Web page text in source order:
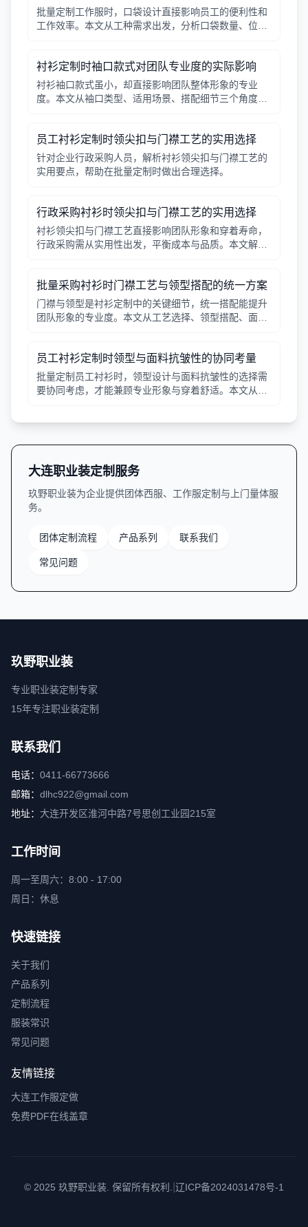
批量定制工作服时，口袋设计直接影响员工的便利性和
工作效率。本文从工种需求出发，分析口袋数量、位
衬衫定制时袖口款式对团队专业度的实际影响
衬衫袖口款式虽小，却直接影响团队整体形象的专业
度。本文从袖口类型、适用场景、搭配细节三个角度，
员工衬衫定制时领尖扣与门襟工艺的实用选择
针对企业行政采购人员，解析衬衫领尖扣与门襟工艺的
实用要点，帮助在批量定制时做出合理选择。
行政采购衬衫时领尖扣与门襟工艺的实用选择
衬衫领尖扣与门襟工艺直接影响团队形象和穿着寿命，
行政采购需从实用性出发，平衡成本与品质。本文解析
批量采购衬衫时门襟工艺与领型搭配的统一方案
门襟与领型是衬衫定制中的关键细节，统一搭配能提升
团队形象的专业度。本文从工艺选择、领型搭配、面料
员工衬衫定制时领型与面料抗皱性的协同考量
批量定制员工衬衫时，领型设计与面料抗皱性的选择需
要协同考虑，才能兼顾专业形象与穿着舒适。本文从领
大连职业装定制服务
玖野职业装为企业提供团体西服、工作服定制与上门量体服
务。
团体定制流程 产品系列 联系我们
常见问题
玖野职业装
专业职业装定制专家
15年专注职业装定制
联系我们
电话： 0411-66773666
邮箱： dlhc922@gmail.com
地址： 大连开发区淮河中路7号思创工业园215室
工作时间
周一至周六：8:00 - 17:00
周日：休息
快速链接
关于我们
产品系列
定制流程
服装常识
常见问题
友情链接
大连工作服定做
免费PDF在线盖章
© 2025 玖野职业装. 保留所有权利. 辽ICP备2024031478号-1